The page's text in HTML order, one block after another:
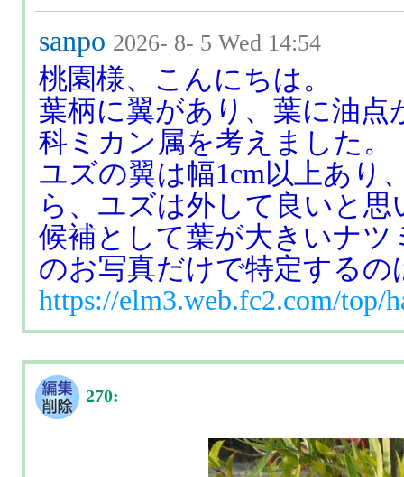
sanpo 2026- 8- 5 Wed 14:54
桃園様、こんにちは。
葉柄に翼があり、葉に油
科ミカン属を考えました。
ユズの翼は幅1cm以上あり
ら、ユズは外して良いと思
候補として葉が大きいナ
のお写真だけで特定する
https://elm3.web.fc2.com/top/
270: